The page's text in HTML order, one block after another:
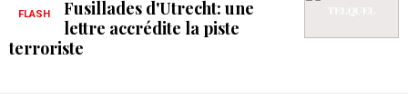
FLASH
Fusillades d'Utrecht: une
lettre accrédite la piste
terroriste